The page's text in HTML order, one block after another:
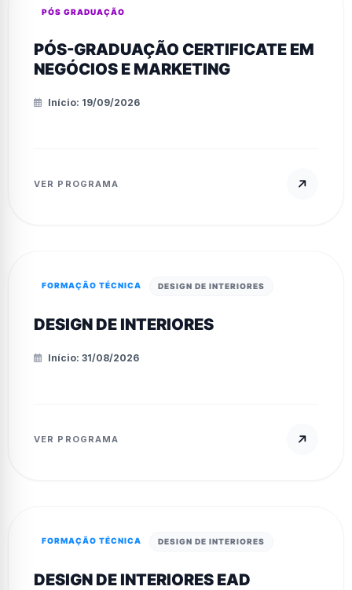
PÓS GRADUAÇÃO
PÓS-GRADUAÇÃO CERTIFICATE EM
NEGÓCIOS E MARKETING
Início: 19/09/2026
VER PROGRAMA
FORMAÇÃO TÉCNICA DESIGN DE INTERIORES
DESIGN DE INTERIORES
Início: 31/08/2026
VER PROGRAMA
FORMAÇÃO TÉCNICA DESIGN DE INTERIORES
DESIGN DE INTERIORES EAD